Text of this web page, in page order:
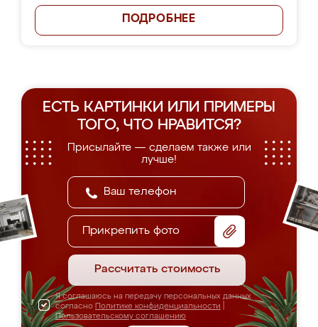
ПОДРОБНЕЕ
ЕСТЬ КАРТИНКИ ИЛИ ПРИМЕРЫ
ТОГО, ЧТО НРАВИТСЯ?
Присылайте — сделаем также или
лучше!
Прикрепить фото
Рассчитать стоимость
Я соглашаюсь на передачу персональных данных
согласно Политике конфиденциальности
Пользовательскому соглашению